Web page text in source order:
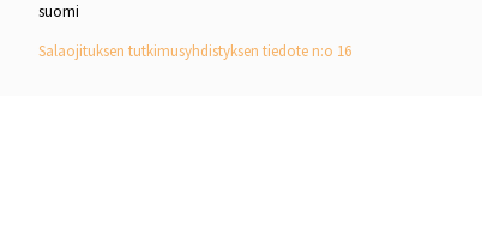
suomi
Salaojituksen tutkimusyhdistyksen tiedote n:o 16